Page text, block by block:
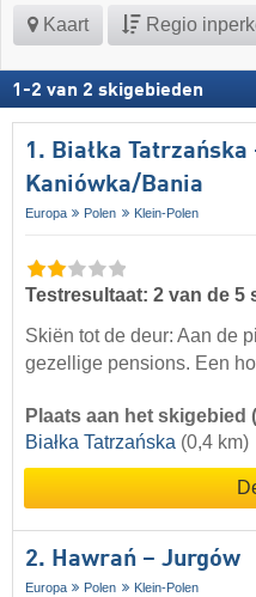
Kaart Regio
1 -2 van 2 skigebieden
1. Białka
Kaniówka/​Bania
Europa Polen Klein-Polen
Testresultaat: 2 van de 5
Skiën tot de deur: Aan de
gezellige pensions. Een
Plaats aan het skigebied
Białka Tatrzańska (0,4 km)
2. Hawrań – Jurgów
Europa Polen Klein-Polen